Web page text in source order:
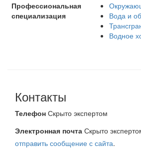
Профессиональная
специализация
Вода и
Водное
Контакты
Телефон Скрыто экспертом
Электронная почта Скрыто
отправить сообщение с сайта.